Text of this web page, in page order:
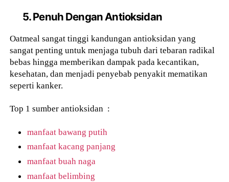
5. Penuh Dengan Antioksidan
Oatmeal sangat tinggi kandungan antioksidan yang
sangat penting untuk menjaga tubuh dari tebaran radikal
bebas hingga memberikan dampak pada kecantikan,
kesehatan, dan menjadi penyebab penyakit mematikan
seperti kanker.
Top 1 sumber antioksidan :
manfaat bawang putih
manfaat kacang panjang
manfaat buah naga
manfaat belimbing